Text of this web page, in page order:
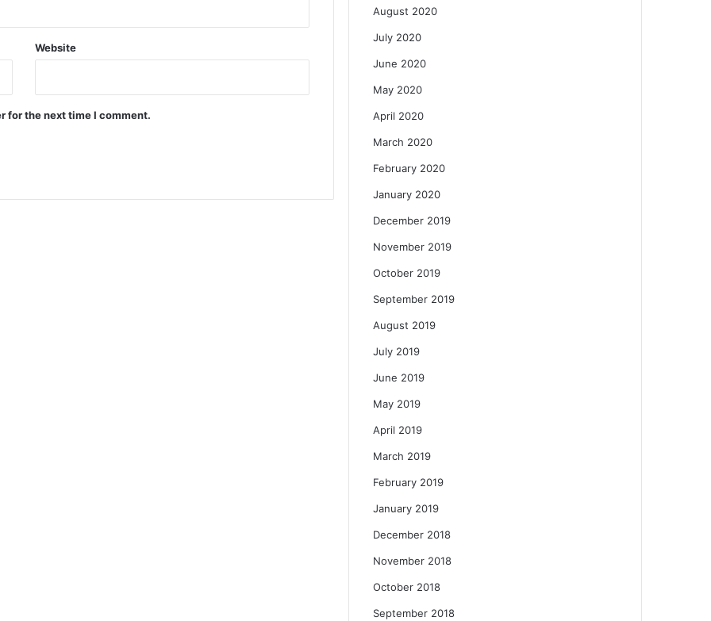
Website
for the next time I comment.
August 2020
July 2020
June 2020
May 2020
April 2020
March 2020
February 2020
January 2020
December 2019
November 2019
October 2019
September 2019
August 2019
July 2019
June 2019
May 2019
April 2019
March 2019
February 2019
January 2019
December 2018
November 2018
October 2018
September 2018